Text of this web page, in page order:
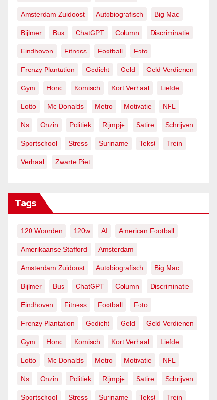
Amsterdam Zuidoost Autobiografisch Big Mac
Bijlmer Bus ChatGPT Column Discriminatie
Eindhoven Fitness Football Foto
Frenzy Plantation Gedicht Geld Geld Verdienen
Gym Hond Komisch Kort Verhaal Liefde
Lotto Mc Donalds Metro Motivatie NFL
Ns Onzin Politiek Rijmpje Satire Schrijven
Sportschool Stress Suriname Tekst Trein
Verhaal Zwarte Piet
Tags
120 Woorden 120w AI American Football
Amerikaanse Stafford Amsterdam
Amsterdam Zuidoost Autobiografisch Big Mac
Bijlmer Bus ChatGPT Column Discriminatie
Eindhoven Fitness Football Foto
Frenzy Plantation Gedicht Geld Geld Verdienen
Gym Hond Komisch Kort Verhaal Liefde
Lotto Mc Donalds Metro Motivatie NFL
Ns Onzin Politiek Rijmpje Satire Schrijven
Sportschool Stress Suriname Tekst Trein